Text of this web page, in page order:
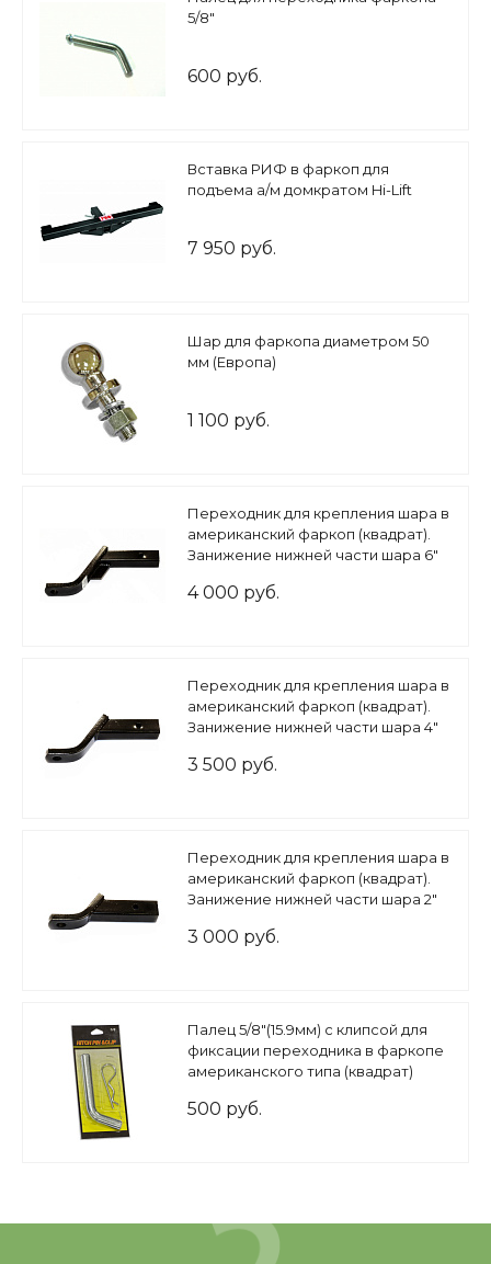
5/8"
600 руб.
Вставка РИФ в фаркоп для
подъема а/м домкратом Hi-Lift
7 950 руб.
Шар для фаркопа диаметром 50
мм (Европа)
1 100 руб.
Переходник для крепления шара в
американский фаркоп (квадрат).
Занижение нижней части шара 6"
4 000 руб.
Переходник для крепления шара в
американский фаркоп (квадрат).
Занижение нижней части шара 4"
3 500 руб.
Переходник для крепления шара в
американский фаркоп (квадрат).
Занижение нижней части шара 2"
3 000 руб.
Палец 5/8"(15.9мм) с клипсой для
фиксации переходника в фаркопе
американского типа (квадрат)
500 руб.